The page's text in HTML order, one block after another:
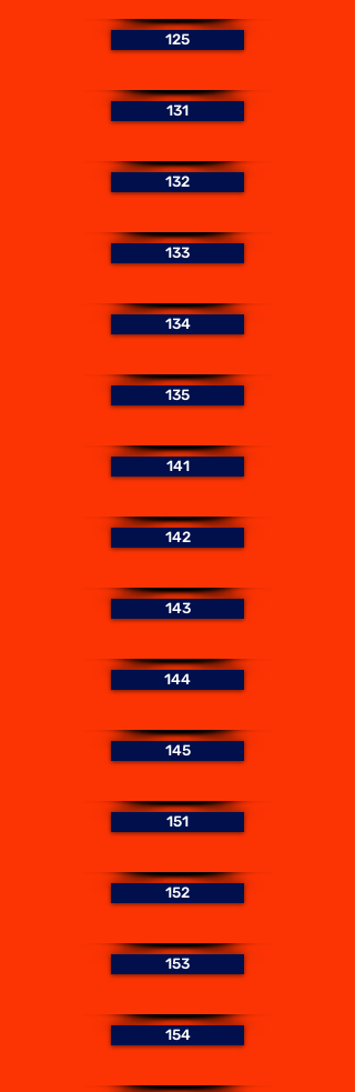
125
131
132
133
134
135
141
142
143
144
145
151
152
153
154